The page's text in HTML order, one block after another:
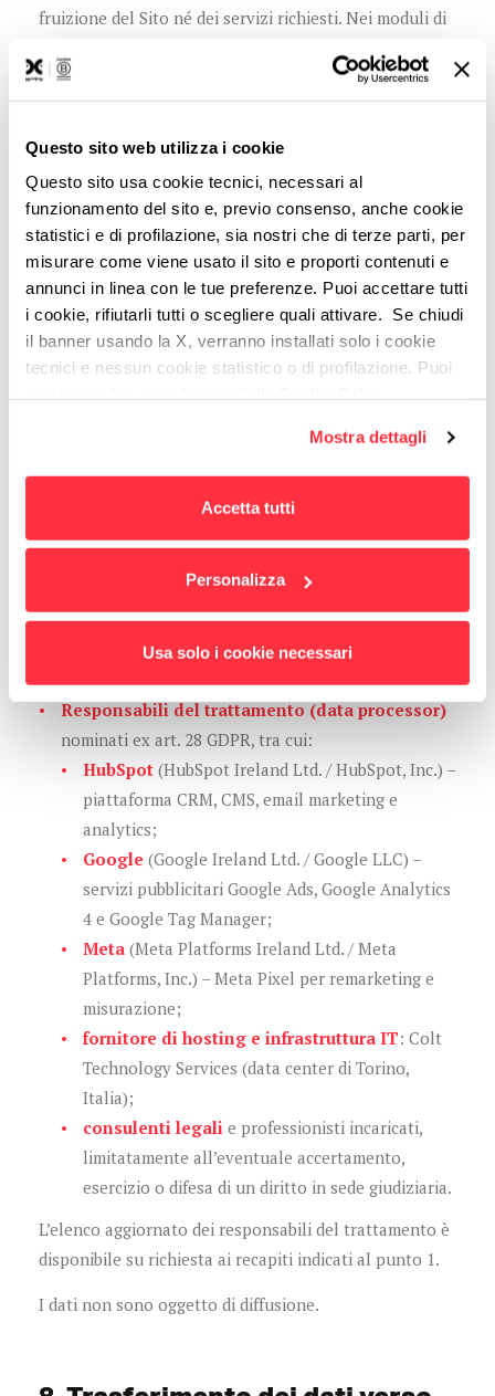
Questo sito web utilizza i cookie
Questo sito usa cookie tecnici, necessari al
funzionamento del sito e, previo consenso, anche cookie
statistici e di profilazione, sia nostri che di terze parti, per
misurare come viene usato il sito e proporti contenuti e
annunci in linea con le tue preferenze. Puoi accettare tutti
i cookie, rifiutarli tutti o scegliere quali attivare. Se chiudi
il banner usando la X, verranno installati solo i cookie
tecnici e nessun cookie statistico o di profilazione. Puoi
Mostra dettagli
Accetta tutti
Personalizza
Usa solo i cookie necessari
fruizione del Sito né dei servizi richiesti. Nei moduli di
contrassegnati; i restanti sono facoltativi.
6. Modalità del trattamento
Il trattamento è effettuato con strumenti informatici e
telematici, con logiche correlate alle finalità indicate e
mediante misure tecniche e organizzative adeguate a
garantire sicurezza e riservatezza (art. 32 GDPR), volte
a prevenire accessi, divulgazioni, modifiche o
distruzioni non autorizzate dei dati.
I dati possono essere trattati da:
Soggetti autorizzatiinterni al Titolare (personale
commerciale, marketing, amministrativo, IT, HR),
istruiti ai sensi degli artt. 29 GDPR e 2-quaterdecies
del Codice Privacy.
Responsabili del trattamento (data processor)
nominati ex art. 28 GDPR, tra cui:
HubSpot (HubSpot Ireland Ltd. / HubSpot, Inc.) –
piattaforma CRM, CMS, email marketing e
analytics;
Google (Google Ireland Ltd. / Google LLC) –
servizi pubblicitari Google Ads, Google Analytics
4 e Google Tag Manager;
Meta (Meta Platforms Ireland Ltd. / Meta
Platforms, Inc.) – Meta Pixel per remarketing e
misurazione;
fornitore di hosting e infrastruttura IT: Colt
Technology Services (data center di Torino,
Italia);
consulenti legali e professionisti incaricati,
limitatamente all’eventuale accertamento,
esercizio o difesa di un diritto in sede giudiziaria.
L’elenco aggiornato dei responsabili del trattamento è
disponibile su richiesta ai recapiti indicati al punto 1.
I dati non sono oggetto di diffusione.